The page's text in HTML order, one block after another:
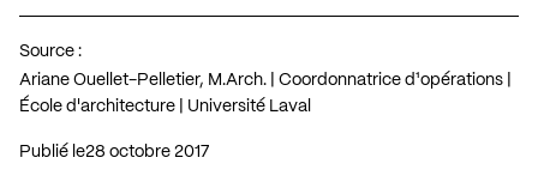
Source :
Ariane Ouellet-Pelletier, M.Arch. | Coordonnatrice d¹opérations |
École d'architecture | Université Laval
Publié le 28 octobre 2017